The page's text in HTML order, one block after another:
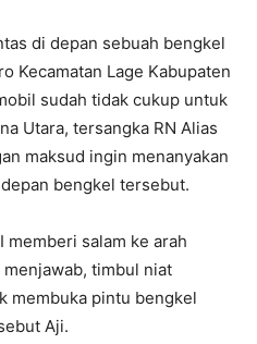
di depan sebuah bengkel
Kecamatan Lage Kabupaten
sudah tidak cukup untuk
Utara, tersangka RN Alias
maksud ingin menanyakan
bengkel tersebut.
memberi salam ke arah
timbul niat
membuka pintu bengkel
Aji.